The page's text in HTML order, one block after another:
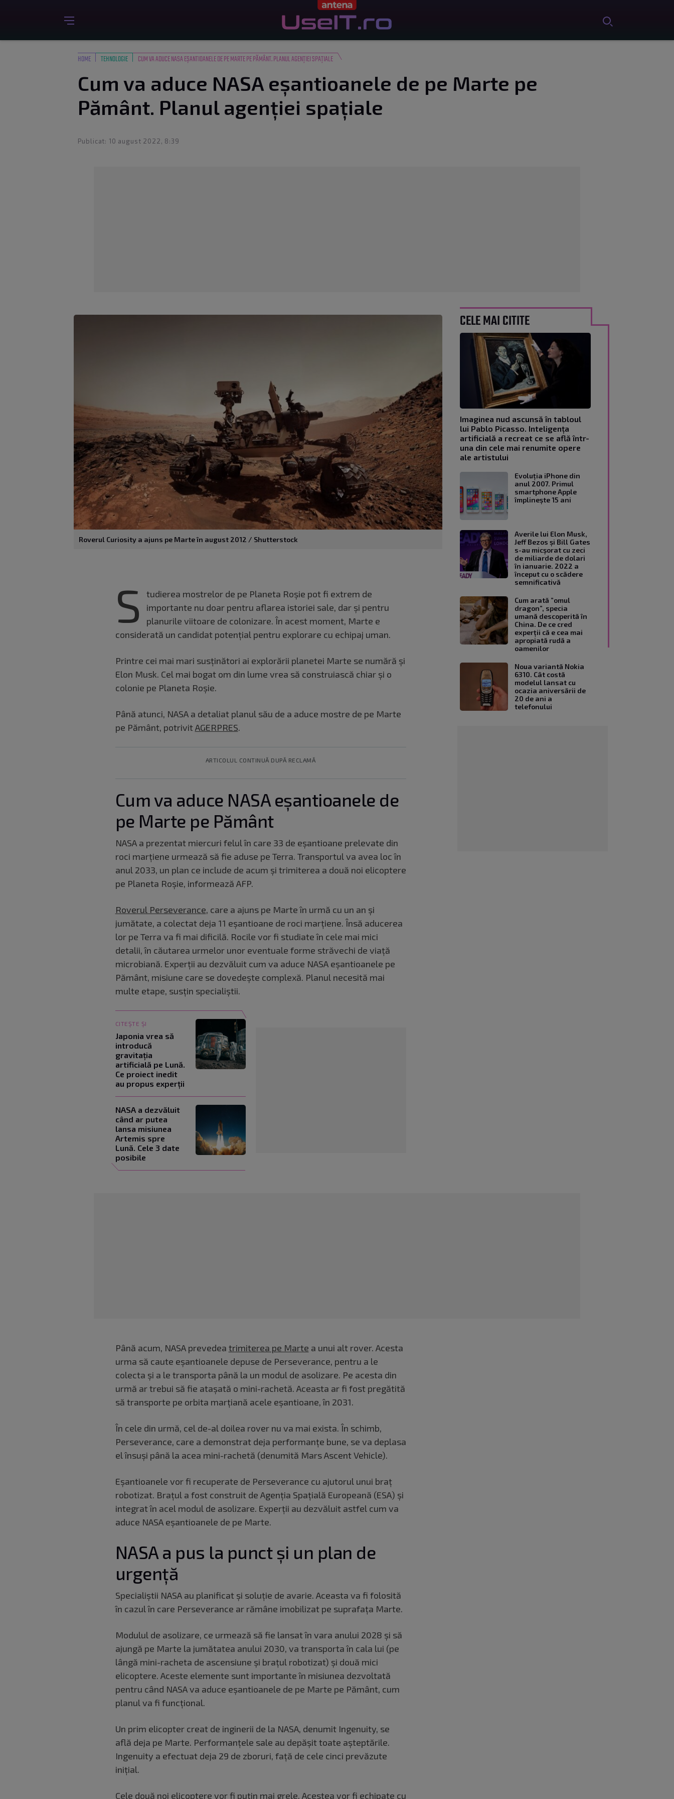
HOME TEHNOLOGIE CUM VA ADUCE NASA EȘANTIOANELE DE PE MARTE PE PĂMÂNT. PLANUL AGENȚIEI SPAȚIALE
Cum va aduce NASA eșantioanele de pe Marte pe
Pământ. Planul agenției spațiale
Publicat: 10 august 2022, 8:39
Roverul Curiosity a ajuns pe Marte în august 2012 / Shutterstock
CELE MAI CITITE
Imaginea nud ascunsă în tabloul
lui Pablo Picasso. Inteligența
artificială a recreat ce se află într-
una din cele mai renumite opere
ale artistului
Evoluția iPhone din
anul 2007. Primul
smartphone Apple
împlinește 15 ani
Averile lui Elon Musk,
Jeff Bezos și Bill Gates
s-au micșorat cu zeci
de miliarde de dolari
în ianuarie. 2022 a
început cu o scădere
semnificativă
Cum arată ”omul
dragon”, specia
umană descoperită în
China. De ce cred
experții că e cea mai
apropiată rudă a
oamenilor
Noua variantă Nokia
6310. Cât costă
modelul lansat cu
ocazia aniversării de
20 de ani a
telefonului
S
tudierea mostrelor de pe Planeta Roșie pot fi extrem de
importante nu doar pentru aflarea istoriei sale, dar și pentru
planurile viitoare de colonizare. În acest moment, Marte e
considerată un candidat potențial pentru explorare cu echipaj uman.
Printre cei mai mari susținători ai explorării planetei Marte se numără și
Elon Musk. Cel mai bogat om din lume vrea să construiască chiar și o
colonie pe Planeta Roșie.
Până atunci, NASA a detaliat planul său de a aduce mostre de pe Marte
pe Pământ, potrivitAGERPRES.
ARTICOLUL CONTINUĂ DUPĂ RECLAMĂ
Cum va aduce NASA eșantioanele de
pe Marte pe Pământ
NASA a prezentat miercuri felul în care 33 de eşantioane prelevate din
roci marţiene urmează să fie aduse pe Terra. Transportul va avea loc în
anul 2033, un plan ce include de acum şi trimiterea a două noi elicoptere
pe Planeta Roşie, informează AFP.
Roverul Perseverance, care a ajuns pe Marte în urmă cu un an şi
jumătate, a colectat deja 11 eşantioane de roci marţiene. Însă aducerea
lor pe Terra va fi mai dificilă. Rocile vor fi studiate în cele mai mici
detalii, în căutarea urmelor unor eventuale forme străvechi de viaţă
microbiană. Experții au dezvăluit cum va aduce NASA eșantioanele pe
Pământ, misiune care se dovedeşte complexă. Planul necesită mai
multe etape, susțin specialiștii.
CITEȘTE ȘI
Japonia vrea să
introducă
gravitația
artificială pe Lună.
Ce proiect inedit
au propus experții
NASA a dezvăluit
când ar putea
lansa misiunea
Artemis spre
Lună. Cele 3 date
posibile
Până acum, NASA prevedea trimiterea pe Marte a unui alt rover. Acesta
urma să caute eşantioanele depuse de Perseverance, pentru a le
colecta şi a le transporta până la un modul de asolizare. Pe acesta din
urmă ar trebui să fie ataşată o mini-rachetă. Aceasta ar fi fost pregătită
să transporte pe orbita marţiană acele eşantioane, în 2031.
În cele din urmă, cel de-al doilea rover nu va mai exista. În schimb,
Perseverance, care a demonstrat deja performanţe bune, se va deplasa
el însuşi până la acea mini-rachetă (denumită Mars Ascent Vehicle).
Eşantioanele vor fi recuperate de Perseverance cu ajutorul unui braţ
robotizat. Brațul a fost construit de Agenţia Spaţială Europeană (ESA) şi
integrat în acel modul de asolizare. Experții au dezvăluit astfel cum va
aduce NASA eșantioanele de pe Marte.
NASA a pus la punct și un plan de
urgență
Specialiștii NASA au planificat și soluţie de avarie. Aceasta va fi folosită
în cazul în care Perseverance ar rămâne imobilizat pe suprafaţa Marte.
Modulul de asolizare, ce urmează să fie lansat în vara anului 2028 şi să
ajungă pe Marte la jumătatea anului 2030, va transporta în cala lui (pe
lângă mini-racheta de ascensiune şi braţul robotizat) şi două mici
elicoptere. Aceste elemente sunt importante în misiunea dezvoltată
pentru când NASA va aduce eșantioanele de pe Marte pe Pământ, cum
planul va fi funcțional.
Un prim elicopter creat de inginerii de la NASA, denumit Ingenuity, se
află deja pe Marte. Performanţele sale au depăşit toate aşteptările.
Ingenuity a efectuat deja 29 de zboruri, faţă de cele cinci prevăzute
iniţial.
Cele două noi elicoptere vor fi puţin mai grele. Acestea vor fi echipate cu